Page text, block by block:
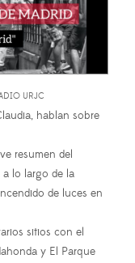
URJC
hablan sobre
resumen del
lo largo de la
de luces en
sitios con el
y El Parque